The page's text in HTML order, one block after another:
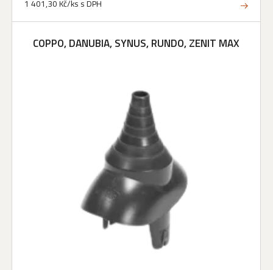
1 401,30 Kč/ks s DPH
COPPO, DANUBIA, SYNUS, RUNDO, ZENIT MAX